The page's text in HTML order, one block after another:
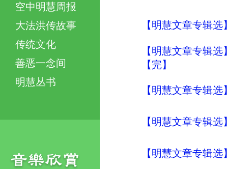
空中明慧周报
大法洪传故事
传统文化
善恶一念间
明慧丛书
【明慧文章专辑
【明慧文章专辑
【完】
【明慧文章专辑
【明慧文章专辑
【明慧文章专辑